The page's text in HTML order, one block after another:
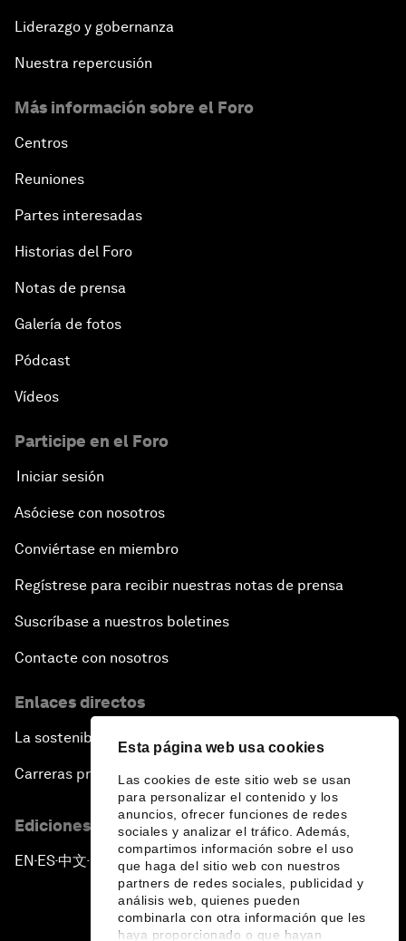
Esta página web usa cookies
Las cookies de este sitio web se usan
para personalizar el contenido y los
anuncios, ofrecer funciones de redes
sociales y analizar el tráfico. Además,
compartimos información sobre el uso
que haga del sitio web con nuestros
partners de redes sociales, publicidad y
análisis web, quienes pueden
combinarla con otra información que les
haya proporcionado o que hayan
Liderazgo y gobernanza
Nuestra repercusión
Más información sobre el Foro
Centros
Reuniones
Partes interesadas
Historias del Foro
Notas de prensa
Galería de fotos
Pódcast
Vídeos
Participe en el Foro
Iniciar sesión
Asóciese con nosotros
Conviértase en miembro
Regístrese para recibir nuestras notas de prensa
Suscríbase a nuestros boletines
Contacte con nosotros
Enlaces directos
La sostenibilidad en el Foro
Carreras profesionales
Ediciones en otros idiomas
EN ▪ES▪中文▪ 日本語